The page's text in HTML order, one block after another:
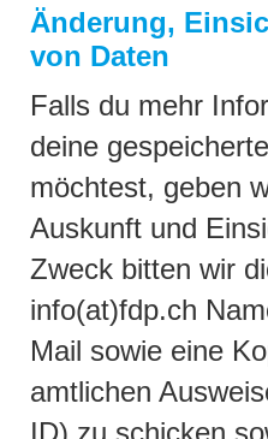
Änderung,
von Daten
Falls du mehr
deine
möchtest, geben
Auskunft und
Zweck bitten wir
info(at)fdp.ch
Mail sowie eine
amtlichen
ID) zu schicken